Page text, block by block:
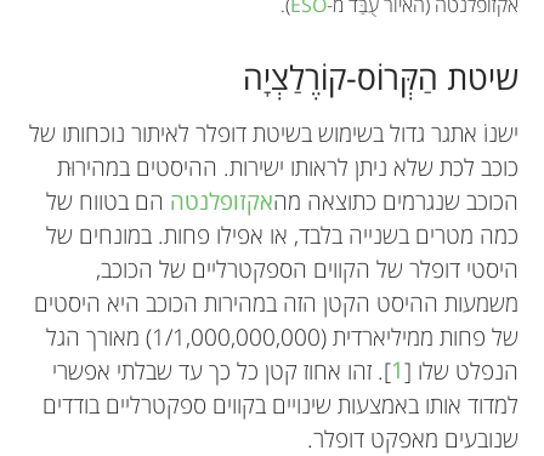
שיטת הַקְּרוֹס-קוֹרֶלַצְיָה
ישנוֹ אתגר גדול בשימוש בשיטת דופלר לאיתור נוכחותו של
כוכב לכת שלא ניתן לראותו ישירות. ההיסטים במהירוּת
הכוכב שנגרמים כתוצאה מהאקזופלנטה הם בטווח של
כמה מטרים בשנייה בלבד, או אפילו פחות. במונחים של
היסטי דופלר של הקווים הספקטרליים של הכוכב,
משמעות ההיסט הקטן הזה במהירות הכוכב היא היסטים
של פחות ממיליארדית (1/1,000,000,000) מאורך הגל
הנפלט שלו [1]. זהו אחוז קטן כל כך עד שבלתי אפשרי
למדוד אותו באמצעות שינויים בקווים ספקטרליים בודדים
שנובעים מאפקט דופלר.